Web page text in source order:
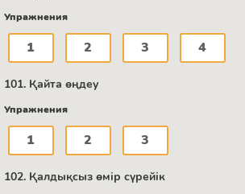
Упражнения
1 2 3 4
101. Қайта өңдеу
Упражнения
1 2 3
102. Қалдықсыз өмір сүрейік